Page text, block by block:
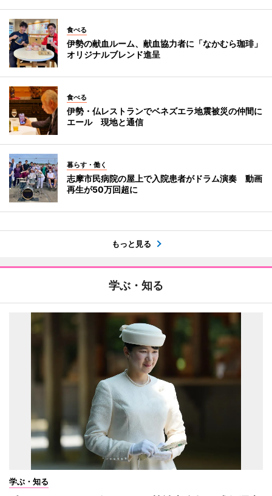
食べる
伊勢の献血ルーム、献血協力者に「なかむら珈琲」
オリジナルブレンド進呈
食べる
伊勢・仏レストランでベネズエラ地震被災の仲間に
エール 現地と通信
暮らす・働く
志摩市民病院の屋上で入院患者がドラム演奏 動画
再生が50万回超に
もっと見る
学ぶ・知る
学ぶ・知る